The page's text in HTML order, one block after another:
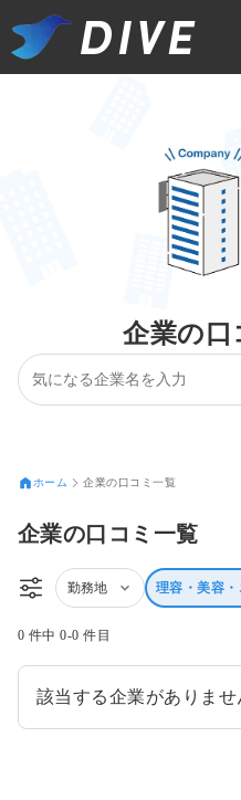
企業の口
ホーム 企業の口コミ一覧
企業の口コミ一覧
勤務地 理容・美容
0 件中 0-0 件目
該当する企業がありませ